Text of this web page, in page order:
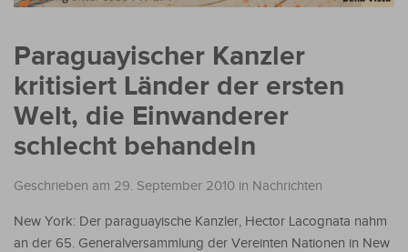
Paraguayischer Kanzler
kritisiert Länder der ersten
Welt, die Einwanderer
schlecht behandeln
Geschrieben am 29. September 2010 in Nachrichten
New York: Der paraguayische Kanzler, Hector Lacognata nahm
an der 65. Generalversammlung der Vereinten Nationen in New